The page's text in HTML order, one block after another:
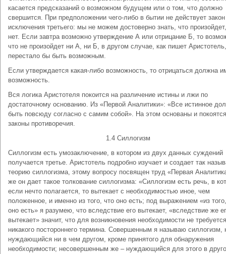
касается предсказаний о возможном будущем или о том, что должно
свершится. При предположении чего-либо в бытии не действует закон
исключения третьего: мы не можем достоверно знать, что
нет. Если завтра возможно утверждение А или отрицание Б, то
что не произойдет ни А, ни Б, в другом случае, как пишет
перестало бы быть возможным.
Если утверждается какая-либо возможность, то отрицаться должна
возможность.
Вся логика Аристотеля покоится на различение истины и лжи по
достаточному основанию. Из «Первой Аналитики»: «Все истинное
быть повсюду согласно с самим собой». На этом основаны и покоятся
законы противоречия.
1.4 Силлогизм
Силлогизм есть умозаключение, в котором из двух данных суждений
получается третье. Аристотель подробно изучает и создает так
теорию силлогизма, этому вопросу посвящен труд «Первая
же он дает такое толкование силлогизма: «Силлогизм есть речь, в
если нечто полагается, то вытекает с необходимостью иное, чем
положенное, и именно из того, что оно есть; под выражением «из
оно есть» я разумею, что вследствие его вытекает, «вследствие же
вытекает» значит, что для возникновения необходимости не требуется
никакого постороннего термина. Совершенным я называю силлогизм,
нуждающийся ни в чем другом, кроме принятого для обнаружения
необходимости; несовершенным же – нуждающийся для этого в